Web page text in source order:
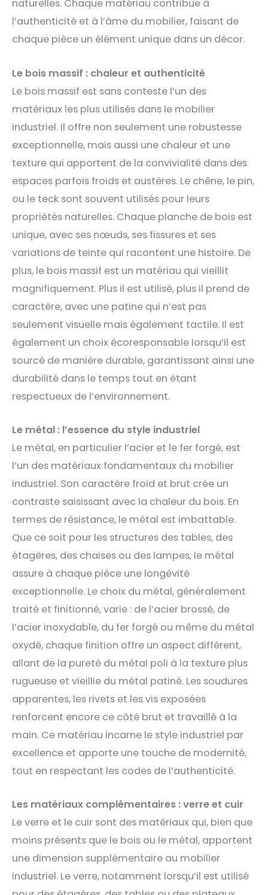
naturelles. Chaque matériau contribue à
l’authenticité et à l’âme du mobilier, faisant de
chaque pièce un élément unique dans un décor.
Le bois massif : chaleur et authenticité
Le bois massif est sans conteste l’un des
matériaux les plus utilisés dans le mobilier
industriel. Il offre non seulement une robustesse
exceptionnelle, mais aussi une chaleur et une
texture qui apportent de la convivialité dans des
espaces parfois froids et austères. Le chêne, le pin,
ou le teck sont souvent utilisés pour leurs
propriétés naturelles. Chaque planche de bois est
unique, avec ses nœuds, ses fissures et ses
variations de teinte qui racontent une histoire. De
plus, le bois massif est un matériau qui vieillit
magnifiquement. Plus il est utilisé, plus il prend de
caractère, avec une patine qui n’est pas
seulement visuelle mais également tactile. Il est
également un choix écoresponsable lorsqu’il est
sourcé de manière durable, garantissant ainsi une
durabilité dans le temps tout en étant
respectueux de l’environnement.
Le métal : l’essence du style industriel
Le métal, en particulier l’acier et le fer forgé, est
l’un des matériaux fondamentaux du mobilier
industriel. Son caractère froid et brut crée un
contraste saisissant avec la chaleur du bois. En
termes de résistance, le métal est imbattable.
Que ce soit pour les structures des tables, des
étagères, des chaises ou des lampes, le métal
assure à chaque pièce une longévité
exceptionnelle. Le choix du métal, généralement
traité et finitionné, varie : de l’acier brossé, de
l’acier inoxydable, du fer forgé ou même du métal
oxydé, chaque finition offre un aspect différent,
allant de la pureté du métal poli à la texture plus
rugueuse et vieillie du métal patiné. Les soudures
apparentes, les rivets et les vis exposées
renforcent encore ce côté brut et travaillé à la
main. Ce matériau incarne le style industriel par
excellence et apporte une touche de modernité,
tout en respectant les codes de l’authenticité.
Les matériaux complémentaires : verre et cuir
Le verre et le cuir sont des matériaux qui, bien que
moins présents que le bois ou le métal, apportent
une dimension supplémentaire au mobilier
industriel. Le verre, notamment lorsqu’il est utilisé